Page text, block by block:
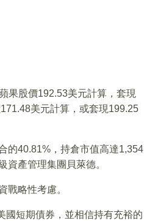
果股價192.53美元計算，套現
美元計算，或套現199.25
的40.81%，持倉市值高達1,354
資產管理集團貝萊德。
戰略性考慮。
國短期債券，並相信持有充裕的